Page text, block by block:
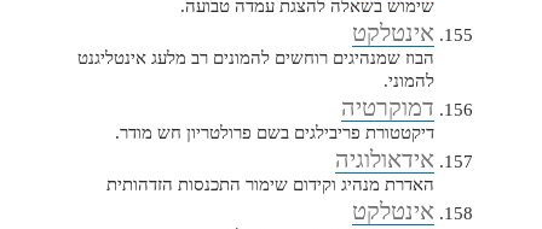
שימוש בשאלה להצגת עמדה טבועה.
אינטלקט
הבוז שמנהיגים רוחשים להמונים רב מלעג אינטליגנט
להמוני.
דמוקרטיה
דיקטטורת פריבילגים בשם פרולטריון חש מודר.
אידאולוגיה
האדרת מנהיג וקידום שימור התכנסות הזדהותית
אינטלקט